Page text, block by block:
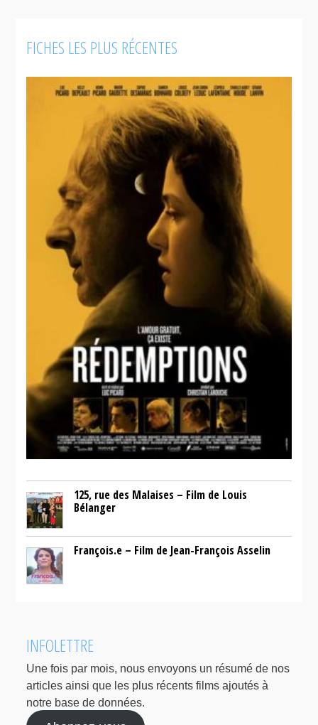
Nitro
FICHES LES PLUS RÉCENTES
125, rue des Malaises – Film de Louis
Bélanger
François.e – Film de Jean-François Asselin
INFOLETTRE
Une fois par mois, nous envoyons un résumé de nos
articles ainsi que les plus récents films ajoutés à
notre base de données.